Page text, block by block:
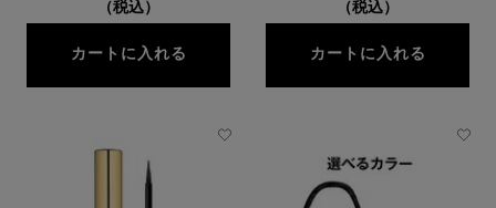
（税込）
カートに入れる マスカラ ヴォリューム エフォシル WP
（税込）
カートに入れる